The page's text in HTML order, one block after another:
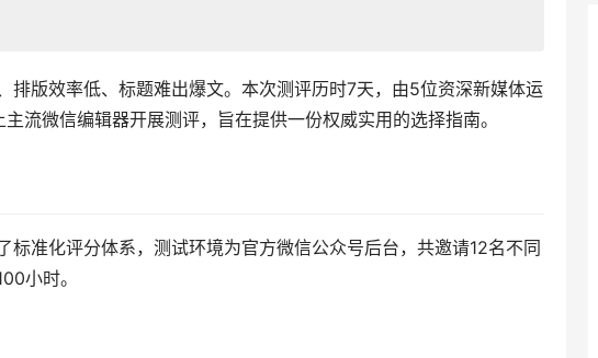
排版效率低、标题难出爆文。本次测评历时7天，由5位资深新媒体运
流微信编辑器开展测评，旨在提供一份权威实用的选择指南。
标准化评分体系，测试环境为官方微信公众号后台，共邀请12名不同
小时。